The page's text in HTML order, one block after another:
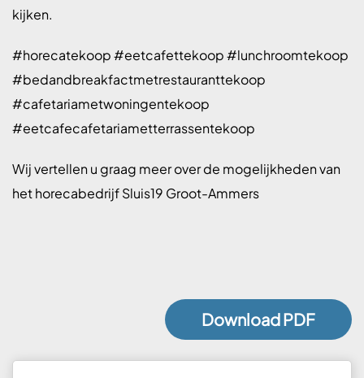
kijken.
#horecatekoop #eetcafettekoop #lunchroomtekoop
#bedandbreakfactmetrestauranttekoop
#cafetariametwoningentekoop
#eetcafecafetariametterrassentekoop
Wij vertellen u graag meer over de mogelijkheden van
het horecabedrijf Sluis19 Groot-Ammers
Download PDF